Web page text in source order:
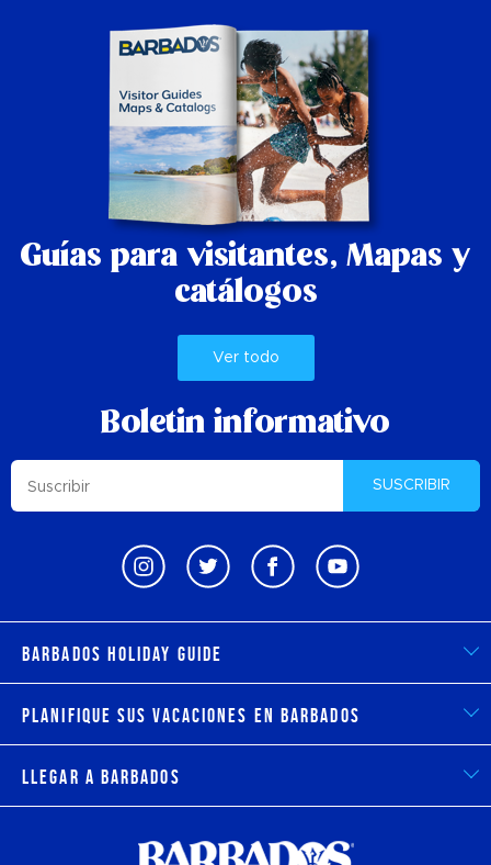
Guías para visitantes, Mapas y
catálogos
Ver todo
Boletin informativo
SUSCRIBIR
Barbados Holiday Guide
Planifique sus vacaciones en Barbados
Llegar a Barbados